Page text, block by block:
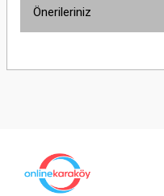
Önerileriniz
Ürün açıklamasında eksik
Ürün bilgilerinde hatalar